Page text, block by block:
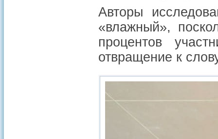
Авторы
«влажный»,
процентов
отвращение к